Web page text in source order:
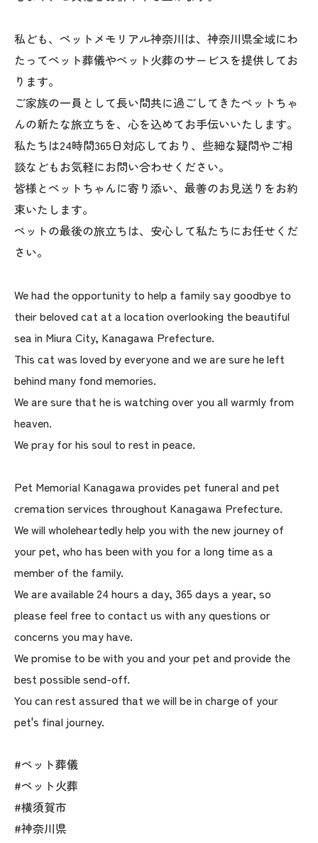
私ども、ペットメモリアル神奈川は、神奈川県全域にわ
たってペット葬儀やペット火葬のサービスを提供してお
ります。
ご家族の一員として長い間共に過ごしてきたペットちゃ
んの新たな旅立ちを、心を込めてお手伝いいたします。
私たちは24時間365日対応しており、些細な疑問やご相
談などもお気軽にお問い合わせください。
皆様とペットちゃんに寄り添い、最善のお見送りをお約
束いたします。
ペットの最後の旅立ちは、安心して私たちにお任せくだ
さい。
We had the opportunity to help a family say goodbye to
their beloved cat at a location overlooking the beautiful
sea in Miura City, Kanagawa Prefecture.
This cat was loved by everyone and we are sure he left
behind many fond memories.
We are sure that he is watching over you all warmly from
heaven.
We pray for his soul to rest in peace.
Pet Memorial Kanagawa provides pet funeral and pet
cremation services throughout Kanagawa Prefecture.
We will wholeheartedly help you with the new journey of
your pet, who has been with you for a long time as a
member of the family.
We are available 24 hours a day, 365 days a year, so
please feel free to contact us with any questions or
concerns you may have.
We promise to be with you and your pet and provide the
best possible send-off.
You can rest assured that we will be in charge of your
pet's final journey.
#ペット葬儀
#ペット火葬
#横須賀市
#神奈川県